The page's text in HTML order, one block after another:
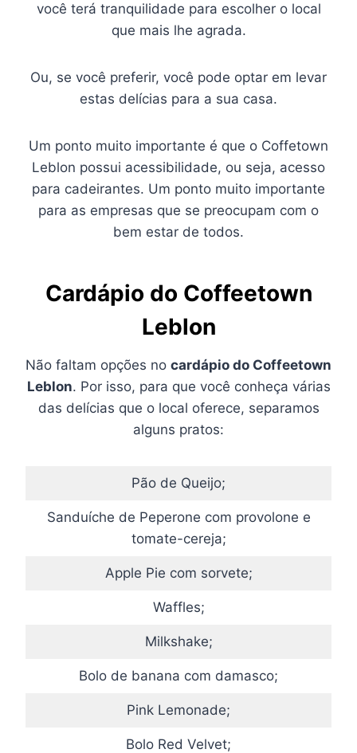
você terá tranquilidade para escolher o local
que mais lhe agrada.
Ou, se você preferir, você pode optar em levar
estas delícias para a sua casa.
Um ponto muito importante é que o Coffetown
Leblon possui acessibilidade, ou seja, acesso
para cadeirantes. Um ponto muito importante
para as empresas que se preocupam com o
bem estar de todos.
Cardápio do Coffeetown
Leblon
Não faltam opções no cardápio do Coffeetown
Leblon. Por isso, para que você conheça várias
das delícias que o local oferece, separamos
alguns pratos:
Pão de Queijo;
Sanduíche de Peperone com provolone e
tomate-cereja;
Apple Pie com sorvete;
Waffles;
Milkshake;
Bolo de banana com damasco;
Pink Lemonade;
Bolo Red Velvet;